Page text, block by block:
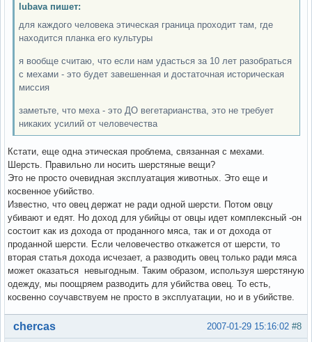
lubava пишет:
для каждого человека этическая граница проходит там, где
находится планка его культуры
я вообще считаю, что если нам удасться за 10 лет разобраться
с мехами - это будет завешенная и достаточная историческая
миссия
заметьте, что меха - это ДО вегетарианства, это не требует
никаких усилий от человечества
Кстати, еще одна этическая проблема, связанная с мехами.
Шерсть. Правильно ли носить шерстяные вещи?
Это не просто очевидная эксплуатация животных. Это еще и
косвенное убийство.
Известно, что овец держат не ради одной шерсти. Потом овцу
убивают и едят. Но доход для убийцы от овцы идет комплексный -он
состоит как из дохода от проданного мяса, так и от дохода от
проданной шерсти. Если человечество откажется от шерсти, то
вторая статья дохода исчезает, а разводить овец только ради мяса
может оказаться невыгодным. Таким образом, используя шерстяную
одежду, мы поощряем разводить для убийства овец. То есть,
косвенно соучавствуем не просто в эксплуатации, но и в убийстве.
Вне форума #8
2007-01-29 15:16:02
chercas